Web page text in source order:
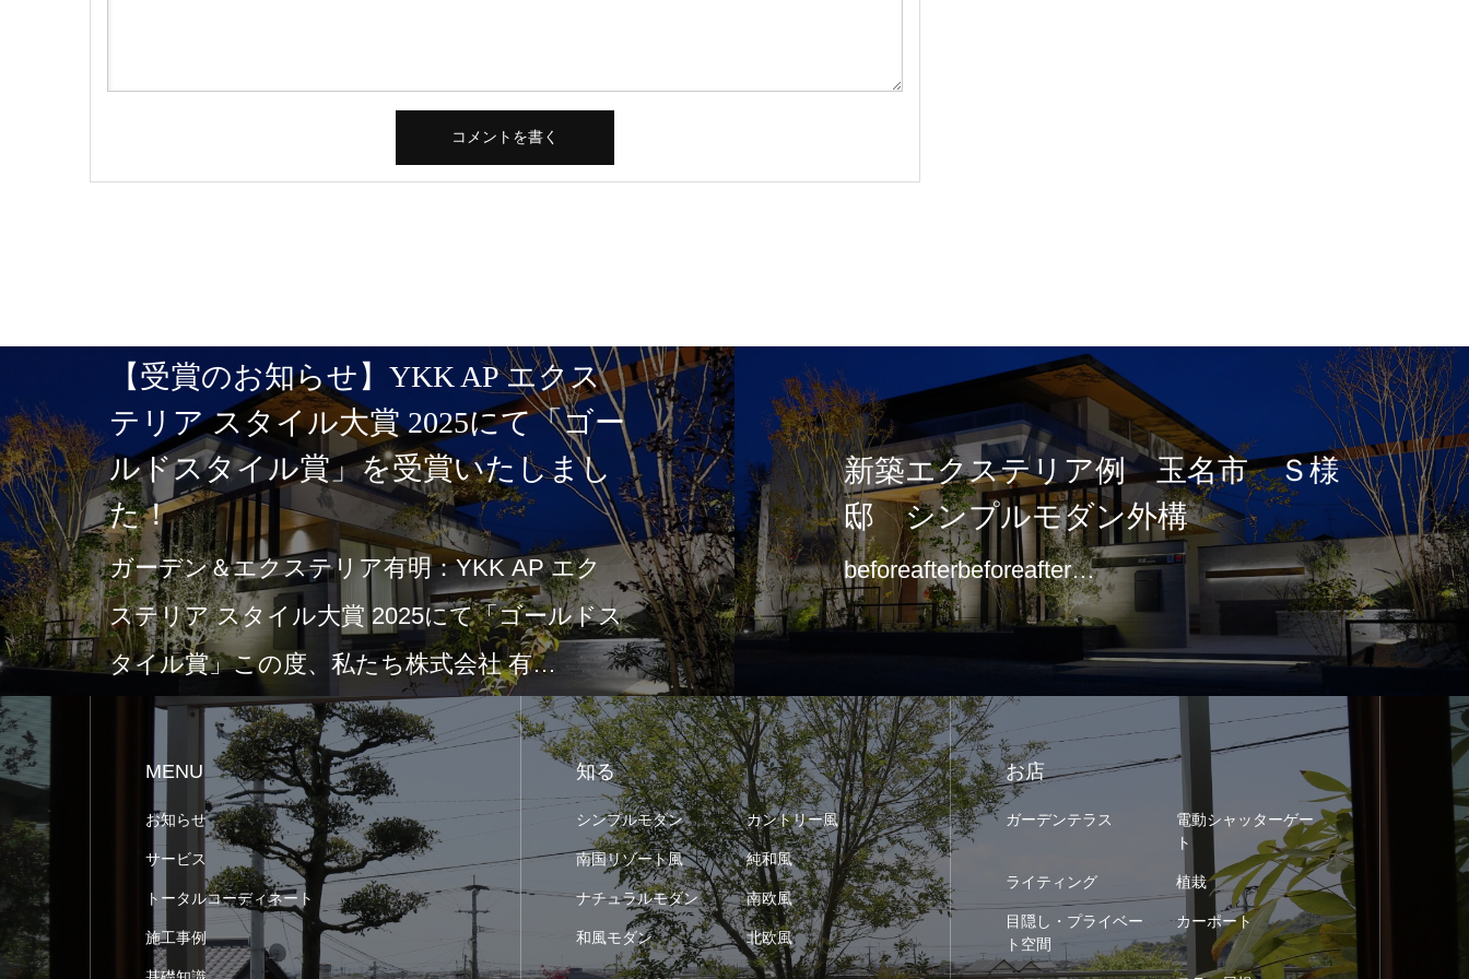
【受賞のお知らせ】YKK AP エクス
テリア スタイル大賞 2025にて「ゴー
ルドスタイル賞」を受賞いたしまし
た！
ガーデン＆エクステリア有明：YKK AP エク
ステリア スタイル大賞 2025にて「ゴールドス
タイル賞」この度、私たち株式会社 有…
新築エクステリア例 玉名市 Ｓ様
邸 シンプルモダン外構
beforeafterbeforeafter…
MENU
お知らせ
サービス
トータルコーディネート
施工事例
知る
シンプルモダン カントリー風
南国リゾート風 純和風
ナチュラルモダン 南欧風
和風モダン 北欧風
お店
ガーデンテラス
電動シャッターゲー
ト
ライティング 植栽
目隠し・プライベー
ト空間
カーポート